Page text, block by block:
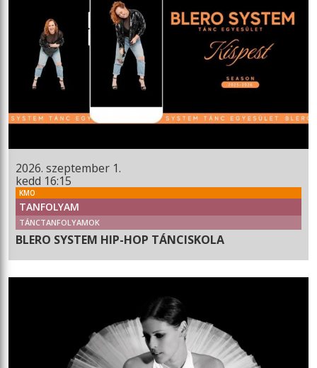
2026. szeptember 1.
kedd 16:15
KMO
TANFOLYAM
TÁNCTANFOLYAMOK
BLERO SYSTEM HIP-HOP TÁNCISKOLA